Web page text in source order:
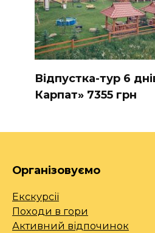
Відпустка-тур 6
Карпат» 7355 грн
Організовуємо
Екскурсії
Походи в гори
Активний відпочинок